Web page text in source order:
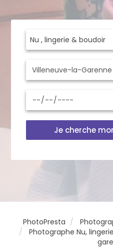
Nu , lingerie & boudoir
Je cherche
PhotoPresta
Photographe Nu,